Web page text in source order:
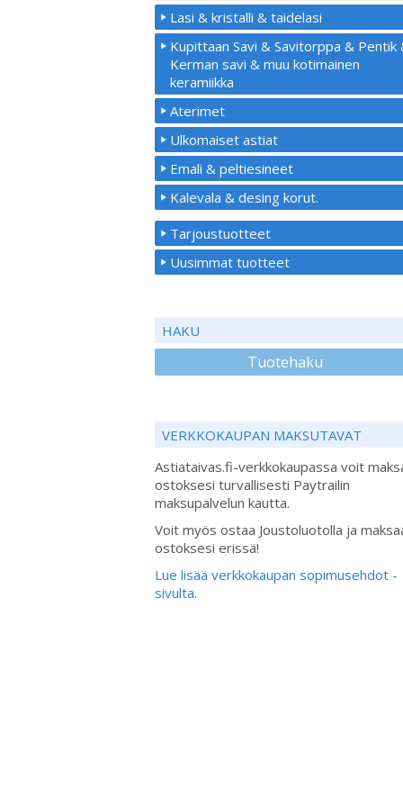
Lasi & kristalli & taidelasi
Kupittaan Savi & Savitorppa & Pentik
Kerman savi & muu kotimainen
keramiikka
Aterimet
Ulkomaiset astiat
Emali & peltiesineet
Kalevala & desing korut.
Tarjoustuotteet
Uusimmat tuotteet
HAKU
Tuotehaku
VERKKOKAUPAN MAKSUTAVAT
Astiataivas.fi-verkkokaupassa voit
ostoksesi turvallisesti Paytrailin
maksupalvelun kautta.
Voit myös ostaa Joustoluotolla ja
ostoksesi erissä!
Lue lisää verkkokaupan sopimusehdot -
sivulta.